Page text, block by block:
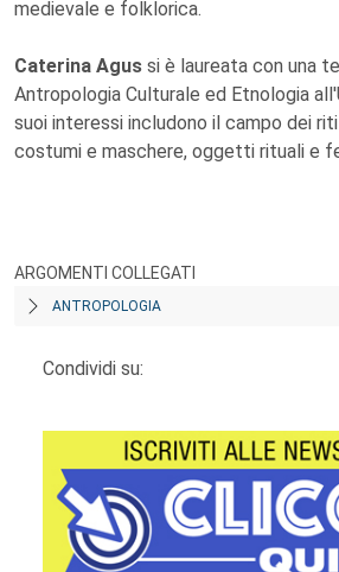
medievale e folklorica.
Caterina Agus si è laureata con una
Antropologia Culturale ed Etnologia
suoi interessi includono il campo dei
costumi e maschere, oggetti rituali e
ARGOMENTI COLLEGATI
ANTROPOLOGIA
Condividi su: